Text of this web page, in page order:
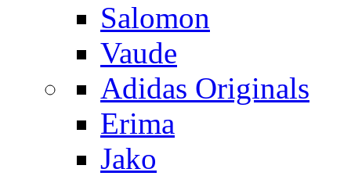
Salomon
Vaude
Adidas Originals
Erima
Jako